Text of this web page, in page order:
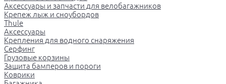
Аксессуары и запчасти для велобагажников
Крепеж лыж и сноубордов
Thule
Аксессуары
Крепления для водного снаряжения
Серфинг
Грузовые корзины
Защита бамперов и пороги
Коврики